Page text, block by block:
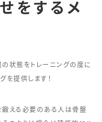
をするメ
状態をトレーニングの度に
を提供します！
鍛える必要のある人は骨盤